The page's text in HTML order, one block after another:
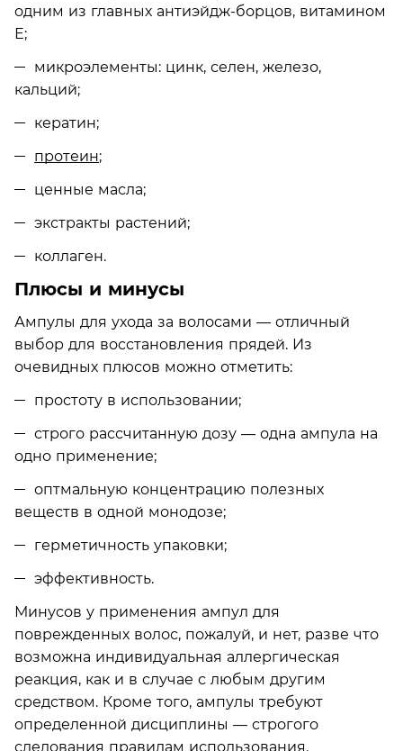
одним из главных антиэйдж-борцов, витамином
Е;
микроэлементы: цинк, селен, железо,
кальций;
кератин;
протеин;
ценные масла;
экстракты растений;
коллаген.
Плюсы и минусы
Ампулы для ухода за волосами — отличный
выбор для восстановления прядей. Из
очевидных плюсов можно отметить:
простоту в использовании;
строго рассчитанную дозу — одна ампула на
одно применение;
оптмальную концентрацию полезных
веществ в одной монодозе;
герметичность упаковки;
эффективность.
Минусов у применения ампул для
поврежденных волос, пожалуй, и нет, разве что
возможна индивидуальная аллергическая
реакция, как и в случае с любым другим
средством. Кроме того, ампулы требуют
определенной дисциплины — строгого
следования правилам использования.